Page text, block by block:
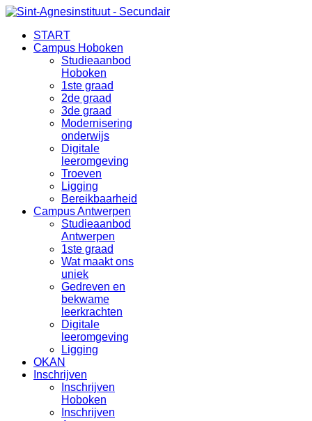
START
Campus Hoboken
Studieaanbod
Hoboken
1ste graad
2de graad
3de graad
Modernisering
onderwijs
Digitale
leeromgeving
Troeven
Ligging
Bereikbaarheid
Campus Antwerpen
Studieaanbod
Antwerpen
1ste graad
Wat maakt ons
uniek
Gedreven en
bekwame
leerkrachten
Digitale
leeromgeving
Ligging
OKAN
Inschrijven
Inschrijven
Hoboken
Inschrijven